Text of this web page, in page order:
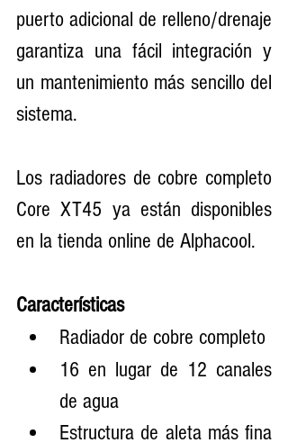
puerto adicional de relleno/drenaje
garantiza una fácil integración y
un mantenimiento más sencillo del
sistema.
Los radiadores de cobre completo
Core XT45 ya están disponibles
en la tienda online de Alphacool.
Características
Radiador de cobre completo
16 en lugar de 12 canales
de agua
Estructura de aleta más fina